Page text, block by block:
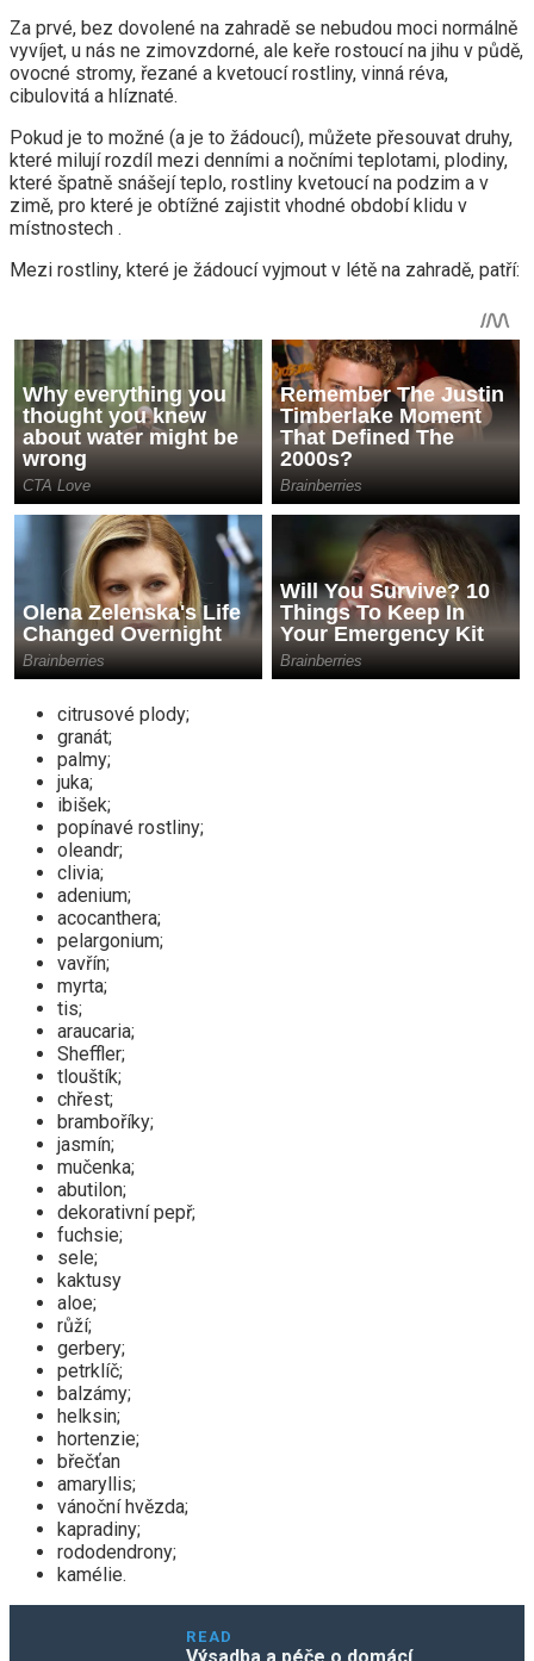
Za prvé, bez dovolené na zahradě se nebudou moci normálně
vyvíjet, u nás ne zimovzdorné, ale keře rostoucí na jihu v půdě,
ovocné stromy, řezané a kvetoucí rostliny, vinná réva,
cibulovitá a hlíznaté.
Pokud je to možné (a je to žádoucí), můžete přesouvat druhy,
které milují rozdíl mezi denními a nočními teplotami, plodiny,
které špatně snášejí teplo, rostliny kvetoucí na podzim a v
zimě, pro které je obtížné zajistit vhodné období klidu v
místnostech .
Mezi rostliny, které je žádoucí vyjmout v létě na zahradě, patří:
citrusové plody;
granát;
palmy;
juka;
ibišek;
popínavé rostliny;
oleandr;
clivia;
adenium;
acocanthera;
pelargonium;
vavřín;
myrta;
tis;
araucaria;
Sheffler;
tlouštík;
chřest;
bramboříky;
jasmín;
mučenka;
abutilon;
dekorativní pepř;
fuchsie;
sele;
kaktusy
aloe;
růží;
gerbery;
petrklíč;
balzámy;
helksin;
hortenzie;
břečťan
amaryllis;
vánoční hvězda;
kapradiny;
rododendrony;
kamélie.
READ